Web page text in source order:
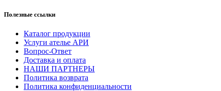
Полезные ссылки
Каталог продукции
Услуги ателье АРИ
Вопрос-Ответ
Доставка и оплата
НАШИ ПАРТНЕРЫ
Политика возврата
Политика конфиденциальности